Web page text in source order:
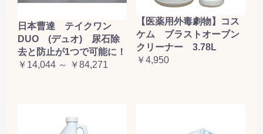
日本曹達 テイクワン
DUO (デュオ) 尿石除
去と防止が1つで可能に！
￥14,044 ～ ￥84,271
【医薬用外毒劇物】コス
ケム ブラストオーブン
クリーナー 3.78L
￥4,950